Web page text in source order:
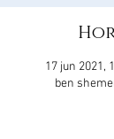
17 jun 2021,
ben